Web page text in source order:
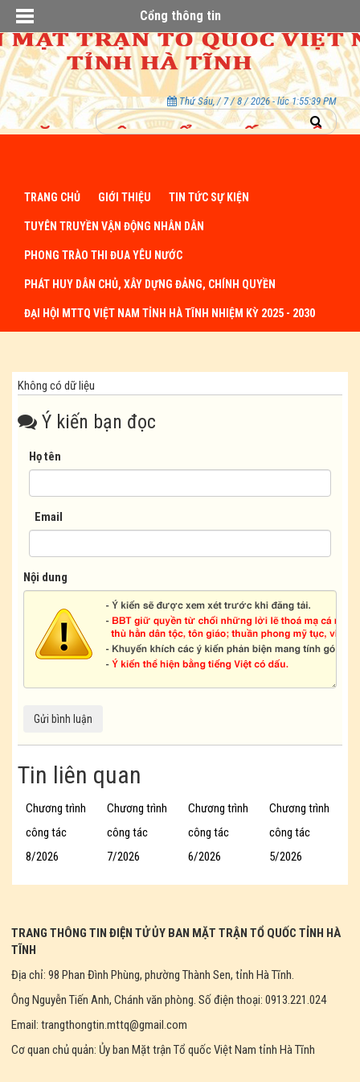
Cổng thông tin
Thứ Sáu, / 7 / 8 / 2026 - lúc 1:55:39 PM
TRANG CHỦ GIỚI THIỆU TIN TỨC SỰ KIỆN
TUYÊN TRUYỀN VẬN ĐỘNG NHÂN DÂN
PHONG TRÀO THI ĐUA YÊU NƯỚC
PHÁT HUY DÂN CHỦ, XÂY DỰNG ĐẢNG, CHÍNH QUYỀN
ĐẠI HỘI MTTQ VIỆT NAM TỈNH HÀ TĨNH NHIỆM KỲ 2025 - 2030
Không có dữ liệu
Ý kiến bạn đọc
Họ tên
Email
Nội dung
Tin liên quan
Chương trình
công tác
8/2026
Chương trình
công tác
7/2026
Chương trình
công tác
6/2026
Chương trình
công tác
5/2026
TRANG THÔNG TIN ĐIỆN TỬ ỦY BAN MẶT TRẬN TỔ QUỐC TỈNH HÀ
TĨNH
Địa chỉ: 98 Phan Đình Phùng, phường Thành Sen, tỉnh Hà Tĩnh.
Ông Nguyễn Tiến Anh, Chánh văn phòng. Số điện thoại: 0913.221.024
Email: trangthongtin.mttq@gmail.com
Cơ quan chủ quản: Ủy ban Mặt trận Tổ quốc Việt Nam tỉnh Hà Tĩnh